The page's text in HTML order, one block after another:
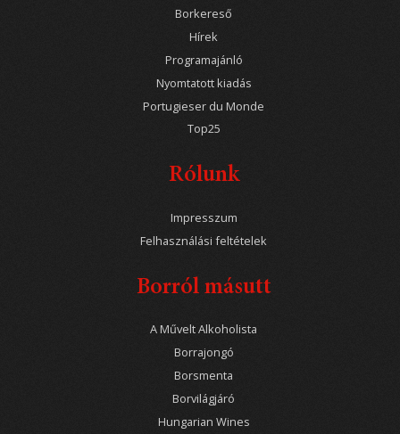
Borkereső
Hírek
Programajánló
Nyomtatott kiadás
Portugieser du Monde
Top25
Rólunk
Impresszum
Felhasználási feltételek
Borról másutt
A Művelt Alkoholista
Borrajongó
Borsmenta
Borvilágjáró
Hungarian Wines